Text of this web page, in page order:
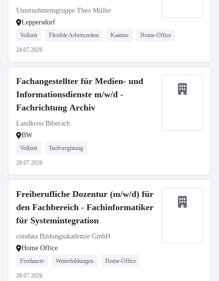
Unternehmensgruppe Theo Müller
Leppersdorf
Vollzeit Flexible Arbeitszeiten Kantine Home-Office
24.07.2026
Fachangestellter für Medien- und
Informationsdienste m/w/d -
Fachrichtung Archiv
Landkreis Biberach
BW
Vollzeit Tarifvergütung
28.07.2026
Freiberufliche Dozentur (m/w/d) für
den Fachbereich - Fachinformatiker
für Systemintegration
cimdata Bildungsakademie GmbH
Home Office
Freelancer Weiterbildungen Home-Office
28.07.2026